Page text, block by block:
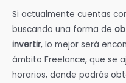
Si actualmente cuentas
buscando una forma de
invertir, lo mejor será
ámbito Freelance, que se
horarios, donde podrás